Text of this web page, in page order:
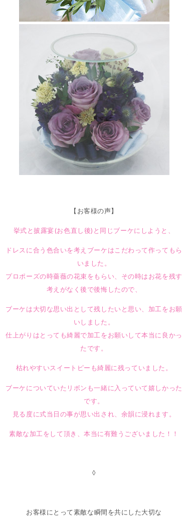
【お客様の声】
挙式と披露宴(お色直し後)と同じブーケにしようと、
ドレスに合う色合いを考えブーケはこだわって作ってもら
いました。
プロポーズの時薔薇の花束をもらい、その時はお花を残す
考えがなく後で後悔したので、
ブーケは大切な思い出として残したいと思い、加工をお願
いしました。
仕上がりはとっても綺麗で加工をお願いして本当に良かっ
たです。
枯れやすいスイートピーも綺麗に残っていました。
ブーケについていたリボンも一緒に入っていて嬉しかった
です。
見る度に式当日の事が思い出され、余韻に浸れます。
素敵な加工をして頂き、本当に有難うございました！！
◊
お客様にとって素敵な瞬間を共にした大切な